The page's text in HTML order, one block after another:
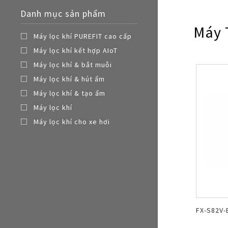
Nồi chiên không dầu
Danh mục sản phẩm
Máy lọc khí PUREFIT cao cấp
Máy lọc khí kết hợp AIoT
Máy lọc khí & bắt muỗi
Máy lọc khí & hút ẩm
Máy lọc khí & tạo ẩm
Máy lọc khí
Máy lọc khí cho xe hơi
Máy
FX-S82V-